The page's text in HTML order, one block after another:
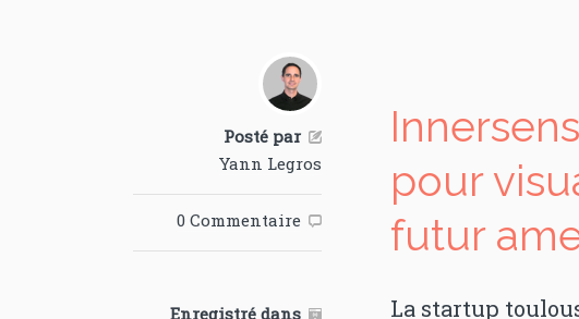
Posté par 
Yann Legros
0 Commentaire 
Enregistré dans 
pour
futur
La startup